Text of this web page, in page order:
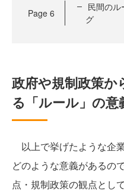
Page 6
民間のル
グ
政府や規制政策か
る「ルール」の意
以上で挙げたような企
どのような意義があるの
点・規制政策の観点とし